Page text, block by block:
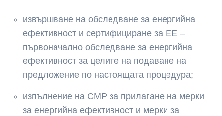
извършване на обследване за енергийна
ефективност и сертифициране за ЕЕ –
първоначално обследване за енергийна
ефективност за целите на подаване на
предложение по настоящата процедура;
изпълнение на СМР за прилагане на мерки
за енергийна ефективност и мерки за